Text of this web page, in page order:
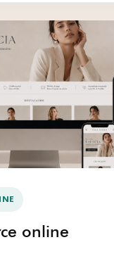
online